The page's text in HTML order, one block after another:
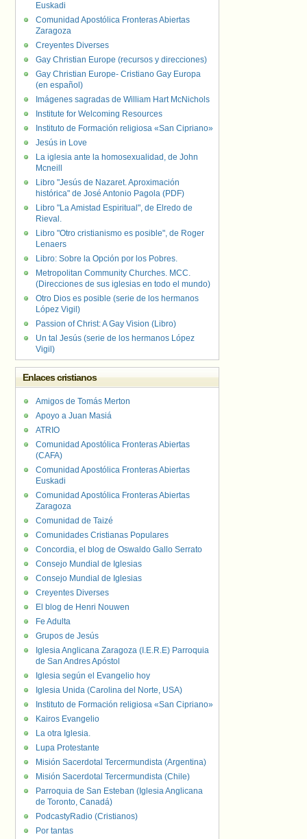
Euskadi
Comunidad Apostólica Fronteras Abiertas
Zaragoza
Creyentes Diverses
Gay Christian Europe (recursos y direcciones)
Gay Christian Europe- Cristiano Gay Europa
(en español)
Imágenes sagradas de William Hart McNichols
Institute for Welcoming Resources
Instituto de Formación religiosa «San Cipriano»
Jesús in Love
La iglesia ante la homosexualidad, de John
Mcneill
Libro "Jesús de Nazaret. Aproximación
histórica" de José Antonio Pagola (PDF)
Libro "La Amistad Espiritual", de Elredo de
Rieval.
Libro "Otro cristianismo es posible", de Roger
Lenaers
Libro: Sobre la Opción por los Pobres.
Metropolitan Community Churches. MCC.
(Direcciones de sus iglesias en todo el mundo)
Otro Dios es posible (serie de los hermanos
López Vigil)
Passion of Christ: A Gay Vision (Libro)
Un tal Jesús (serie de los hermanos López
Vigil)
Enlaces cristianos
Amigos de Tomás Merton
Apoyo a Juan Masiá
ATRIO
Comunidad Apostólica Fronteras Abiertas
(CAFA)
Comunidad Apostólica Fronteras Abiertas
Euskadi
Comunidad Apostólica Fronteras Abiertas
Zaragoza
Comunidad de Taizé
Comunidades Cristianas Populares
Concordia, el blog de Oswaldo Gallo Serrato
Consejo Mundial de Iglesias
Consejo Mundial de Iglesias
Creyentes Diverses
El blog de Henri Nouwen
Fe Adulta
Grupos de Jesús
Iglesia Anglicana Zaragoza (I.E.R.E) Parroquia
de San Andres Apóstol
Iglesia según el Evangelio hoy
Iglesia Unida (Carolina del Norte, USA)
Instituto de Formación religiosa «San Cipriano»
Kairos Evangelio
La otra Iglesia.
Lupa Protestante
Misión Sacerdotal Tercermundista (Argentina)
Misión Sacerdotal Tercermundista (Chile)
Parroquia de San Esteban (Iglesia Anglicana
de Toronto, Canadá)
PodcastyRadio (Cristianos)
Por tantas